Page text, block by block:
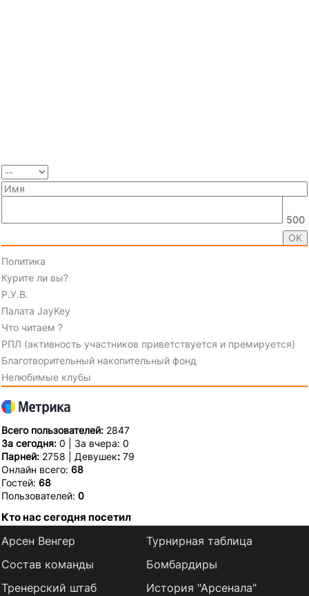
500
Политика
Курите ли вы?
Р.У.В.
Палата JayKey
Что читаем ?
РПЛ (активность участников приветствуется и премируется)
Благотворительный накопительный фонд
Нелюбимые клубы
Всего пользователей: 2847
За сегодня: 0 | За вчера: 0
Парней: 2758 | Девушек: 79
Онлайн всего: 68
Гостей: 68
Пользователей: 0
Кто нас сегодня посетил
Арсен Венгер
Состав команды
Тренерский штаб
Турнирная таблица
Бомбардиры
История "Арсенала"